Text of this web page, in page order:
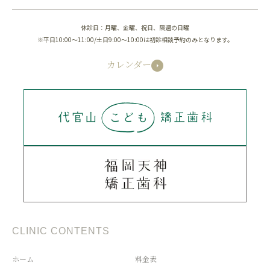
休診日：月曜、金曜、祝日、隔週の日曜
※平日10:00～11:00/土日9:00～10:00は初診相談予約のみとなります。
カレンダー
CLINIC CONTENTS
ホーム 料金表